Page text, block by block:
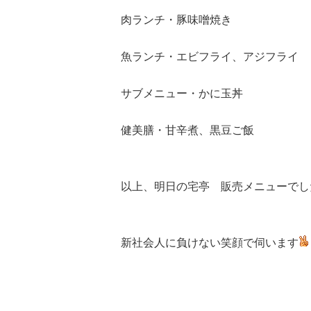
肉ランチ・豚味噌焼き
魚ランチ・エビフライ、アジフライ
サブメニュー・かに玉丼
健美膳・甘辛煮、黒豆ご飯
以上、明日の宅亭 販売メニューで
新社会人に負けない笑顔で伺います